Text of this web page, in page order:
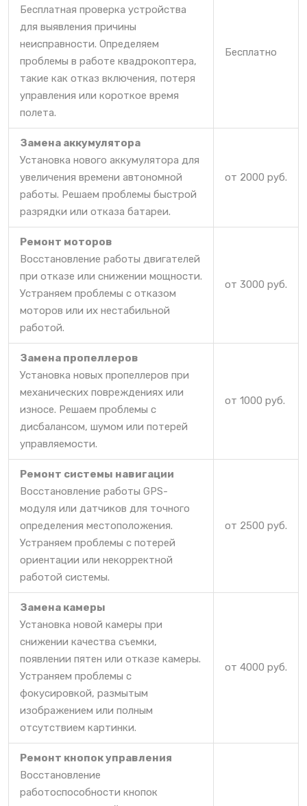
Бесплатная проверка устройства
для выявления причины
неисправности. Определяем
проблемы в работе квадрокоптера,
такие как отказ включения, потеря
управления или короткое время
полета.
Бесплатно
Замена аккумулятора
Установка нового аккумулятора для
увеличения времени автономной
работы. Решаем проблемы быстрой
разрядки или отказа батареи.
от 2000 руб.
Ремонт моторов
Восстановление работы двигателей
при отказе или снижении мощности.
Устраняем проблемы с отказом
моторов или их нестабильной
работой.
от 3000 руб.
Замена пропеллеров
Установка новых пропеллеров при
механических повреждениях или
износе. Решаем проблемы с
дисбалансом, шумом или потерей
управляемости.
от 1000 руб.
Ремонт системы навигации
Восстановление работы GPS-
модуля или датчиков для точного
определения местоположения.
Устраняем проблемы с потерей
ориентации или некорректной
работой системы.
от 2500 руб.
Замена камеры
Установка новой камеры при
снижении качества съемки,
появлении пятен или отказе камеры.
Устраняем проблемы с
фокусировкой, размытым
изображением или полным
отсутствием картинки.
от 4000 руб.
Ремонт кнопок управления
Восстановление
работоспособности кнопок